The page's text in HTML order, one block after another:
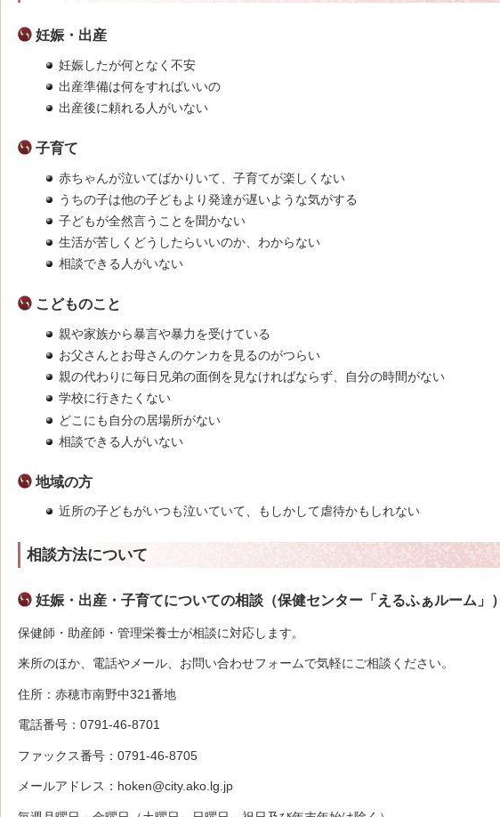
妊娠・出産
妊娠したが何となく不安
出産準備は何をすればいいの
出産後に頼れる人がいない
子育て
赤ちゃんが泣いてばかりいて、子育てが楽しくない
うちの子は他の子どもより発達が遅いような気がする
子どもが全然言うことを聞かない
生活が苦しくどうしたらいいのか、わからない
相談できる人がいない
こどものこと
親や家族から暴言や暴力を受けている
お父さんとお母さんのケンカを見るのがつらい
親の代わりに毎日兄弟の面倒を見なければならず、自分の時間がない
学校に行きたくない
どこにも自分の居場所がない
相談できる人がいない
地域の方
近所の子どもがいつも泣いていて、もしかして虐待かもしれない
相談方法について
妊娠・出産・子育てについての相談（保健センター「えるふぁルーム」）
保健師・助産師・管理栄養士が相談に対応します。
来所のほか、電話やメール、お問い合わせフォームで気軽にご相談ください。
住所：赤穂市南野中321番地
電話番号：0791-46-8701
ファックス番号：0791-46-8705
メールアドレス：hoken@city.ako.lg.jp